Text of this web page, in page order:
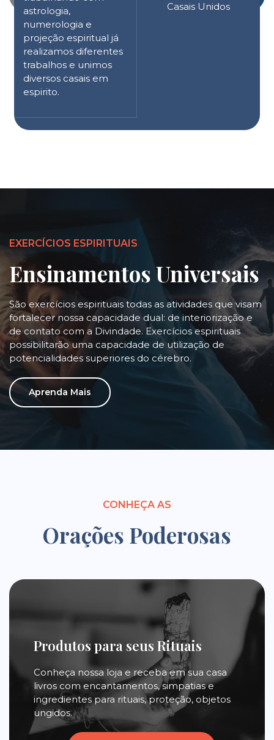
astrologia,
numerologia e
projeção espiritual já
realizamos diferentes
trabalhos e unimos
diversos casais em
espirito.
Casais Unidos
EXERCÍCIOS ESPIRITUAIS
Ensinamentos Universais
São exercícios espirituais todas as atividades que visam
fortalecer nossa capacidade dual: de interiorização e
de contato com a Divindade. Exercícios espirituais
possibilitarão uma capacidade de utilização de
potencialidades superiores do cérebro.
Aprenda Mais
CONHEÇA AS
Orações Poderosas
Produtos para seus Rituais
Conheça nossa loja e receba em sua casa
livros com encantamentos, simpatias e
ingredientes para rituais, proteção, objetos
ungidos.